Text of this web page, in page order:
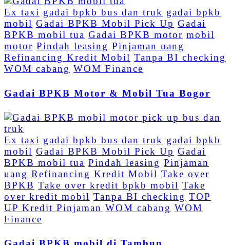
Ex taxi gadai bpkb bus dan truk gadai bpkb
mobil Gadai BPKB Mobil Pick Up Gadai
BPKB mobil tua Gadai BPKB motor mobil
motor Pindah leasing Pinjaman uang
Refinancing Kredit Mobil Tanpa BI checking
WOM cabang WOM Finance
Gadai BPKB Motor & Mobil Tua Bogor
Ex taxi gadai bpkb bus dan truk gadai bpkb
mobil Gadai BPKB Mobil Pick Up Gadai
BPKB mobil tua Pindah leasing Pinjaman
uang Refinancing Kredit Mobil Take over
BPKB Take over kredit bpkb mobil Take
over kredit mobil Tanpa BI checking TOP
UP Kredit Pinjaman WOM cabang WOM
Finance